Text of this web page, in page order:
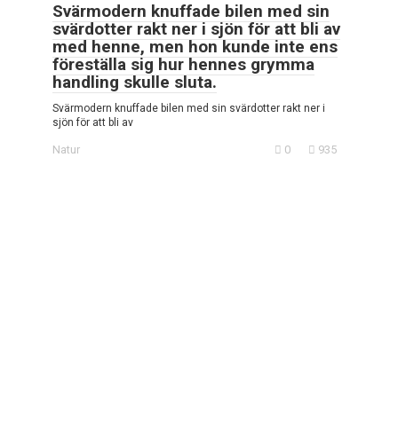
Svärmodern knuffade bilen med sin
svärdotter rakt ner i sjön för att bli av
med henne, men hon kunde inte ens
föreställa sig hur hennes grymma
handling skulle sluta.
Svärmodern knuffade bilen med sin svärdotter rakt ner i
sjön för att bli av
Natur 0 935